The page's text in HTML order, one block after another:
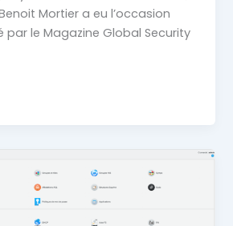
Mortier a eu l’occasion
par le Magazine Global Security